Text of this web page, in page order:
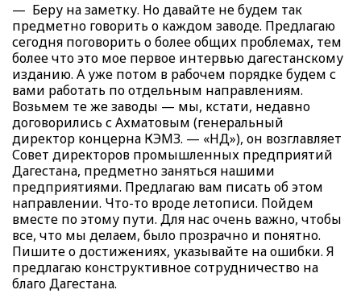
— Беру на заметку. Но давайте не будем так
предметно говорить о каждом заводе. Предлагаю
сегодня поговорить о более общих проблемах, тем
более что это мое первое интервью дагестанскому
изданию. А уже потом в рабочем порядке будем с
вами работать по отдельным направлениям.
Возьмем те же заводы — мы, кстати, недавно
договорились с Ахматовым (генеральный
директор концерна КЭМЗ. — «НД»), он возглавляет
Совет директоров промышленных предприятий
Дагестана, предметно заняться нашими
предприятиями. Предлагаю вам писать об этом
направлении. Что-то вроде летописи. Пойдем
вместе по этому пути. Для нас очень важно, чтобы
все, что мы делаем, было прозрачно и понятно.
Пишите о достижениях, указывайте на ошибки. Я
предлагаю конструктивное сотрудничество на
благо Дагестана.